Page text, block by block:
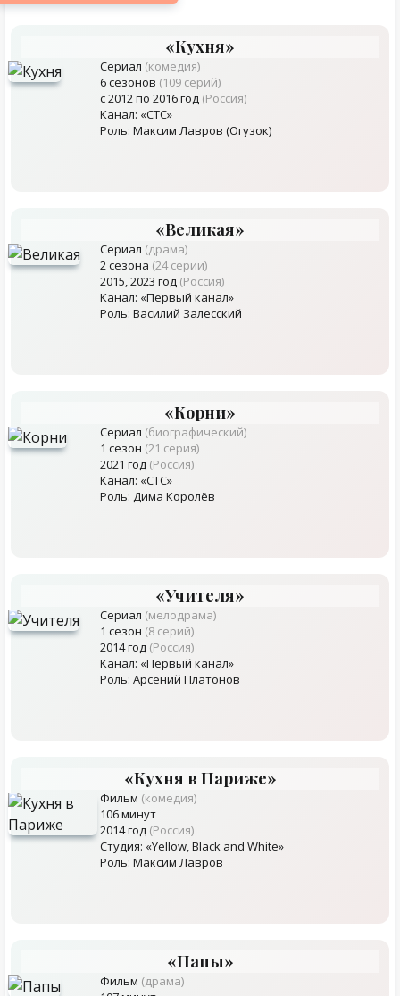
«Кухня»
Сериал (комедия)
6 сезонов (109 серий)
с 2012 по 2016 год (Россия)
Канал: «СТС»
Роль: Максим Лавров (Огузок)
«Великая»
Сериал (драма)
2 сезона (24 серии)
2015, 2023 год (Россия)
Канал: «Первый канал»
Роль: Василий Залесский
«Корни»
Сериал (биографический)
1 сезон (21 серия)
2021 год (Россия)
Канал: «СТС»
Роль: Дима Королёв
«Учителя»
Сериал (мелодрама)
1 сезон (8 серий)
2014 год (Россия)
Канал: «Первый канал»
Роль: Арсений Платонов
«Кухня в Париже»
Фильм (комедия)
106 минут
2014 год (Россия)
Студия: «Yellow, Black and White»
Роль: Максим Лавров
«Папы»
Фильм (драма)